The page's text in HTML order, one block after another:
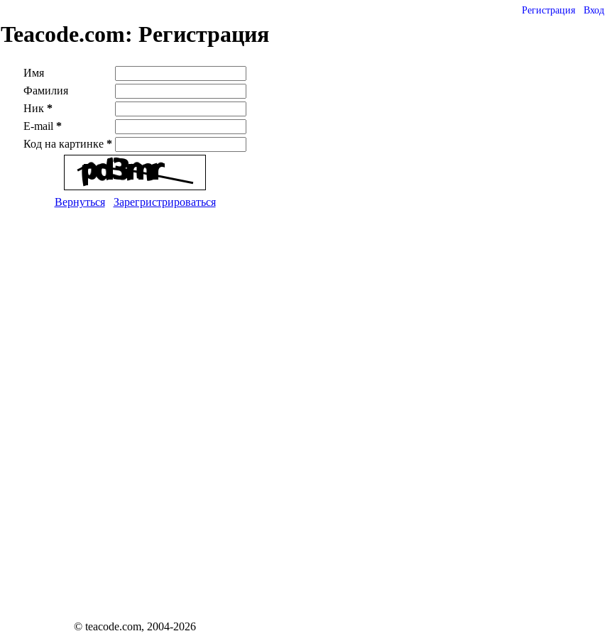
Регистрация Вход
Teacode.com: Регистрация
Имя
Фамилия
Ник *
E-mail *
Код на картинке *
Вернуться Зарегристрироваться
© teacode.com, 2004-2026